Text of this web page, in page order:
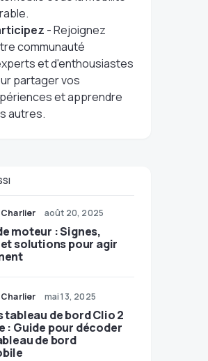
- Rejoignez
communauté
et d'enthousiastes
partager vos
et apprendre
autres.
août 20, 2025
moteur : Signes,
solutions pour agir
mai 13, 2025
tableau de bord Clio 2
: Guide pour décoder
de bord